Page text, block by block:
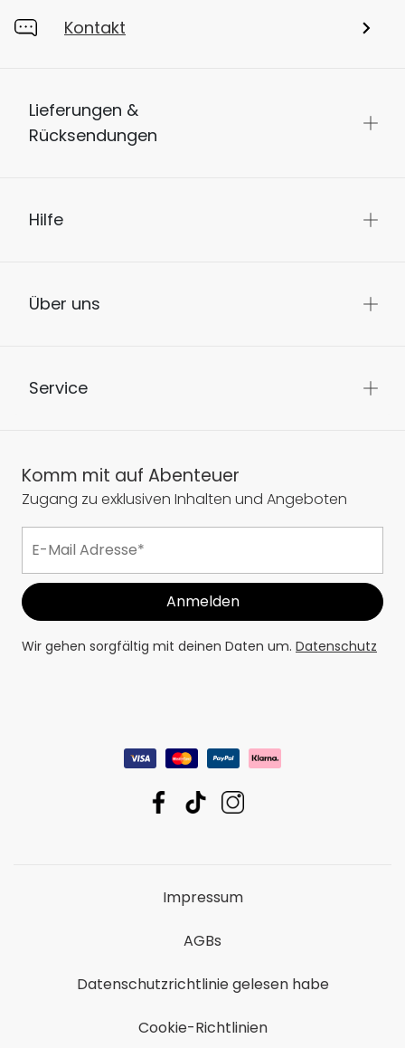
Kontakt
Lieferungen &
Rücksendungen
Hilfe
Über uns
Service
Komm mit auf Abenteuer
Zugang zu exklusiven Inhalten und Angeboten
Wir gehen sorgfältig mit deinen Daten um. Datenschutz
Impressum
AGBs
Datenschutzrichtlinie gelesen habe
Cookie-Richtlinien